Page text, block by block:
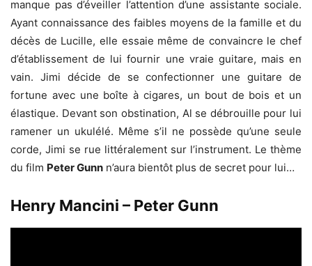
manque pas d’éveiller l’attention d’une assistante sociale.
Ayant connaissance des faibles moyens de la famille et du
décès de Lucille, elle essaie même de convaincre le chef
d’établissement de lui fournir une vraie guitare, mais en
vain. Jimi décide de se confectionner une guitare de
fortune avec une boîte à cigares, un bout de bois et un
élastique. Devant son obstination, Al se débrouille pour lui
ramener un ukulélé. Même s’il ne possède qu’une seule
corde, Jimi se rue littéralement sur l’instrument. Le thème
du film Peter Gunn n’aura bientôt plus de secret pour lui…
Henry Mancini – Peter Gunn